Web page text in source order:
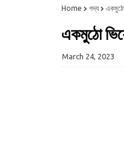
Home গদ্য একমুঠো
একমুঠো
March 24, 2023